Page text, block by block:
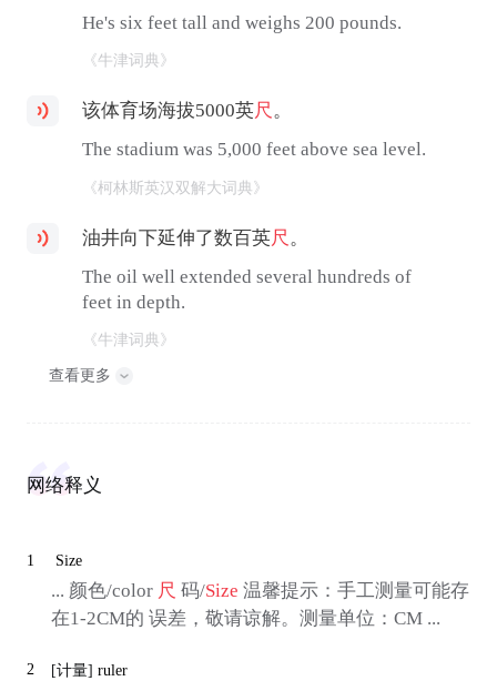
He's six feet tall and weighs 200 pounds.
《牛津词典》
该体育场海拔5000英尺 。
The stadium was 5,000 feet above sea level.
《柯林斯英汉双解大词典》
油井向下延伸了数百英尺 。
The oil well extended several hundreds of
feet in depth.
《牛津词典》
查看更多
网络释义
1 Size
... 颜色/color 尺 码/Size 温馨提示：手工测量可能存
在1-2CM的 误差，敬请谅解。测量单位：CM ...
2 [计量] ruler